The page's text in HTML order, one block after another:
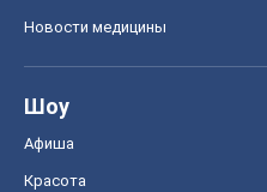
Новости медицины
Шоу
Афиша
Красота